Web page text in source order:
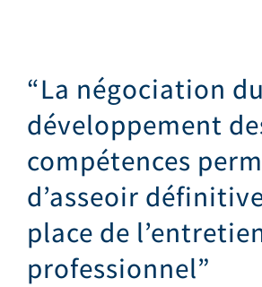
“La négociation
développement
compétences
d’asseoir
place de
professionnel”